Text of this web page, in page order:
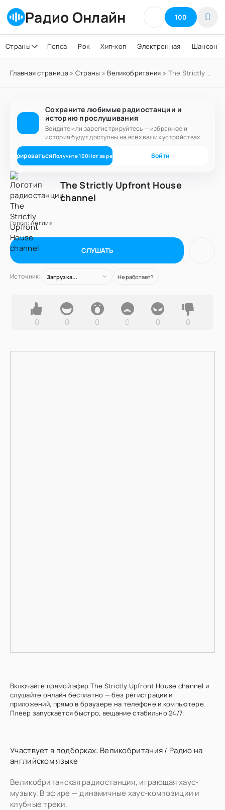
Радио Онлайн 100
Страны Попса Рок Хип-хоп Электронная Шансон
Главная страница» Страны » Великобритания » The Strictly Upfront House channel
Сохраните любимые радиостанции и
историю прослушивания
Войдите или зарегистрируйтесь — избранное и
история будут доступны на всех ваших устройствах.
Получите100Нот за регистрацию Войти
The Strictly Upfront House
channel
Город:Англия
СЛУШАТЬ
Источник: Загрузка... Не работает?
0 0 0 0 0 0
Включайте прямой эфир The Strictly Upfront House channel и
слушайте онлайн бесплатно — без регистрации и
приложений, прямо в браузере на телефоне и компьютере.
Плеер запускается быстро, вещание стабильно 24/7.
Участвует в подборках: Великобритания/ Радио на
английском языке
Великобританская радиостанция, играющая хаус-
музыку. В эфире — динамичные хаус-композиции и
клубные треки.